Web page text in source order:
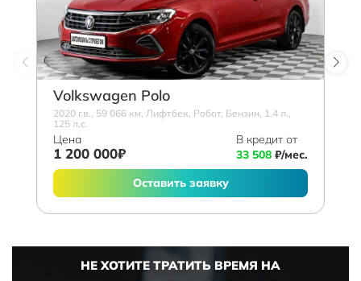
Volkswagen Polo
2020 г.в., 59 066 км, Лифтбек, Робот, Бензин, 1.4 л.,
125 л.с.
Цена
1 200 000₽
В кредит от
33 508 ₽/мес.
Оставить заявку
НЕ ХОТИТЕ ТРАТИТЬ ВРЕМЯ НА